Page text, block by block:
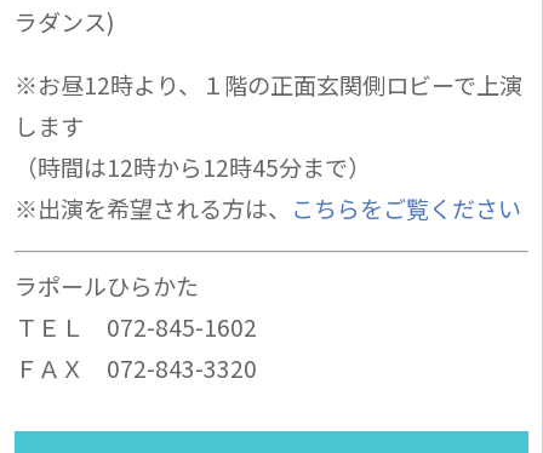
ラダンス)
※お昼12時より、１階の正面玄関側ロビーで上演
します
（時間は12時から12時45分まで）
※出演を希望される方は、 こちらをご覧ください
ラポールひらかた
ＴＥＬ 072-845-1602
ＦＡＸ 072-843-3320